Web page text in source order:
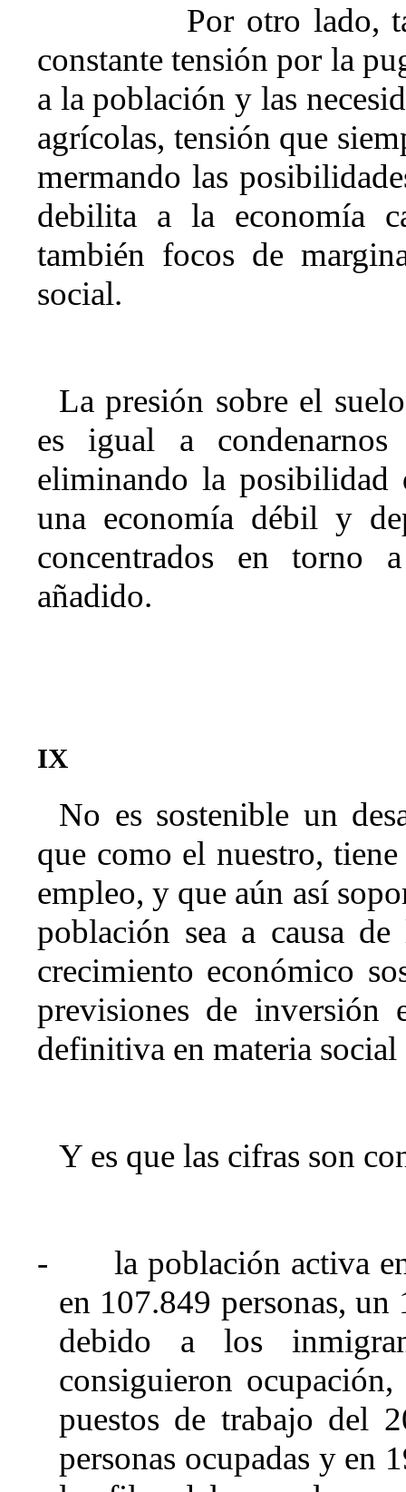
Por otro lado,
constante tensión por la
a la población y las
agrícolas, tensión que
mermando las
debilita a la economía
también focos de
social.
La presión sobre el
es igual a
eliminando la posibilidad
una economía débil y
concentrados en torno
añadido.
IX
No es sostenible un
que como el nuestro,
empleo, y que aún así
población sea a causa
crecimiento económico
previsiones de inversión
definitiva en materia
Y es que las cifras son
-
la población activa
en 107.849 personas, un
debido a los
consiguieron
puestos de trabajo del
personas ocupadas y en